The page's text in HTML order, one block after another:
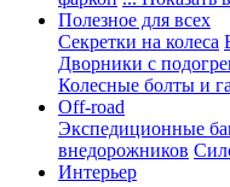
Полезное для всех
Секретки на колеса
Дворники с
Колесные болты и
Off-road
Экспедиционные
внедорожников
Интерьер